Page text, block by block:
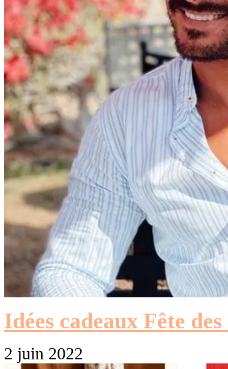
Idées cadeaux Fête des
2 juin 2022